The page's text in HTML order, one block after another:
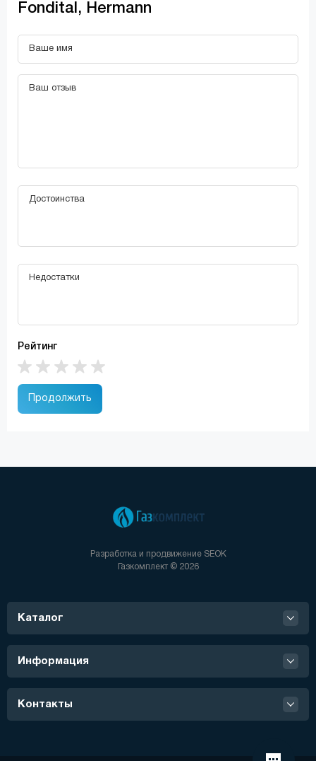
Fondital, Hermann
Рейтинг
Продолжить
Разработка и продвижение SEOK
Газкомплект © 2026
Каталог
Информация
Контакты